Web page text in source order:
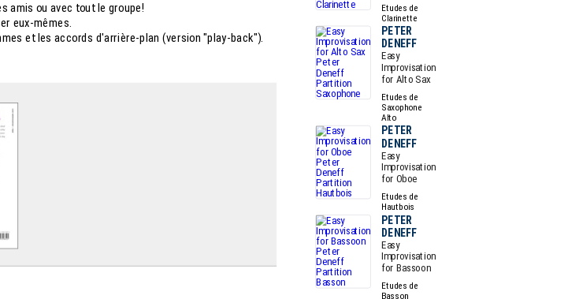
amis ou avec tout le groupe!
eux-mêmes.
et les accords d'arrière-plan (version "play-back").
Etudes de
Clarinette
PETER
DENEFF
Easy
Improvisation
for Alto Sax
Etudes de
Saxophone
Alto
PETER
DENEFF
Easy
Improvisation
for Oboe
Etudes de
Hautbois
PETER
DENEFF
Easy
Improvisation
for Bassoon
Etudes de
Basson